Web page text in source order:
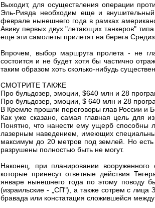
Выходит, для осуществления операции
Эль-Рияда необходим еще и
феврале нынешнего года в рамках
Авиву первых двух "летающих танкеров"
еще эти самолеты прилетят на берега
Впрочем, выбор маршрута пролета - не
состоится и не будет хотя бы частично
таким образом хоть сколько-нибудь
СМОТРИТЕ ТАКЖЕ
Про бульдозер, эмоции, $640 млн и 28
Про бульдозер, эмоции, $ 640 млн и 28
В Кремле прошли переговоры глав России и
Как уже сказано, самая главная цель для
Понятно, что нанести ему ущерб способны
лазерным наведением, имеющих
максимум до 20 метров под землей. Но
разрушены полностью быть не могут.
Наконец, при планировании вооруженного
которые принесут ответные действия
январе нынешнего года по этому поводу
(израильские - „СП"), а также сотрем с
бравада или констатация сложившейся